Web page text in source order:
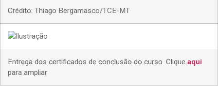
Crédito: Thiago Bergamasco/TCE-MT
Entrega dos certificados de conclusão do curso. Clique aqui
para ampliar